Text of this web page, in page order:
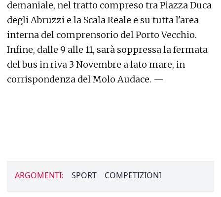
demaniale, nel tratto compreso tra Piazza Duca
degli Abruzzi e la Scala Reale e su tutta l'area
interna del comprensorio del Porto Vecchio.
Infine, dalle 9 alle 11, sarà soppressa la fermata
del bus in riva 3 Novembre a lato mare, in
corrispondenza del Molo Audace. —
ARGOMENTI: SPORT COMPETIZIONI